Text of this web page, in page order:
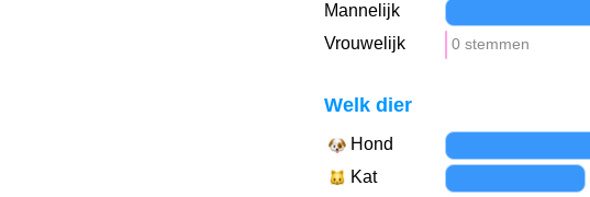
Mannelijk
Vrouwelijk 0 stemmen
Welk dier
Hond
Kat